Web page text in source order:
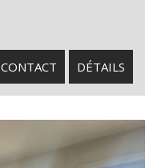
CONTACT DÉTAILS